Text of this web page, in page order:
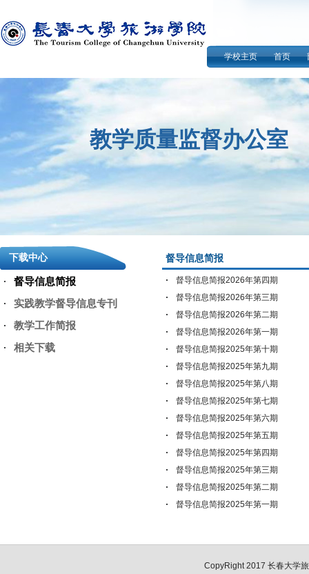
学校主页 首页
教学质量监督办公室
下载中心
督导信息简报
实践教学督导信息专刊
教学工作简报
相关下载
督导信息简报
督导信息简报2026年第四期
督导信息简报2026年第三期
督导信息简报2026年第二期
督导信息简报2026年第一期
督导信息简报2025年第十期
督导信息简报2025年第九期
督导信息简报2025年第八期
督导信息简报2025年第七期
督导信息简报2025年第六期
督导信息简报2025年第五期
督导信息简报2025年第四期
督导信息简报2025年第三期
督导信息简报2025年第二期
督导信息简报2025年第一期
CopyRight 2017 长春大学